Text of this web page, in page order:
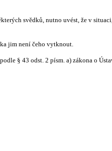
svědků, nutno uvést, že v
jim není čeho vytknout.
§ 43 odst. 2 písm. a) zákona o